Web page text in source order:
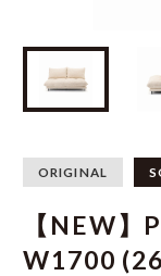
ORIGINAL
【NEW】
W1700